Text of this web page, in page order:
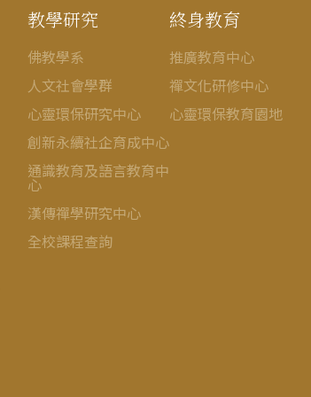
教學研究
佛教學系
人文社會學群
心靈環保研究中心
創新永續社企育成中心
通識教育及語言教育中
心
漢傳禪學研究中心
全校課程查詢
終身教育
推廣教育中心
禪文化研修中心
心靈環保教育園地